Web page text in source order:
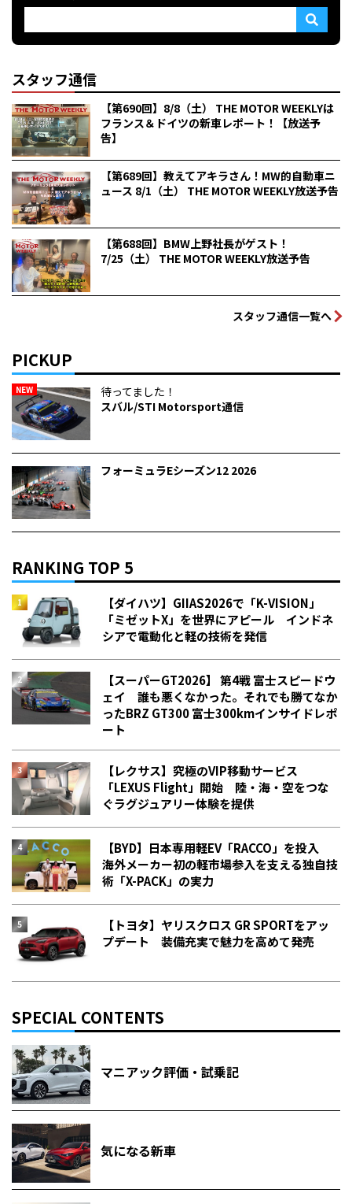
スタッフ通信
【第690回】8/8（土） THE MOTOR WEEKLYは
フランス＆ドイツの新車レポート！【放送予
告】
【第689回】教えてアキラさん！MW的自動車ニ
ュース 8/1（土） THE MOTOR WEEKLY放送予告
【第688回】BMW上野社長がゲスト！
7/25（土） THE MOTOR WEEKLY放送予告
スタッフ通信一覧へ
PICKUP
NEW
待ってました！
スバル/STI Motorsport通信
フォーミュラEシーズン12 2026
RANKING TOP 5
【ダイハツ】GIIAS2026で「K-VISION」
「ミゼットX」を世界にアピール インドネ
シアで電動化と軽の技術を発信
【スーパーGT2026】 第4戦 富士スピードウ
ェイ 誰も悪くなかった。それでも勝てなか
った――BRZ GT300 富士300kmインサイドレポ
ート
【レクサス】究極のVIP移動サービス
「LEXUS Flight」開始 陸・海・空をつな
ぐラグジュアリー体験を提供
【BYD】日本専用軽EV「RACCO」を投入
海外メーカー初の軽市場参入を支える独自技
術「X-PACK」の実力
【トヨタ】ヤリスクロス GR SPORTをアッ
プデート 装備充実で魅力を高めて発売
SPECIAL CONTENTS
マニアック評価・試乗記
気になる新車